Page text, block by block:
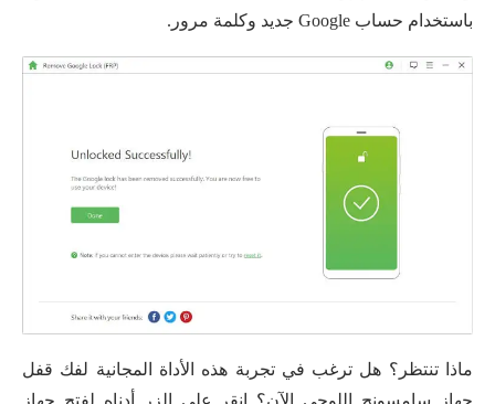
باستخدام حساب Google جديد وكلمة مرور.
ماذا تنتظر؟ هل ترغب في تجربة هذه الأداة المجانية لفك قفل